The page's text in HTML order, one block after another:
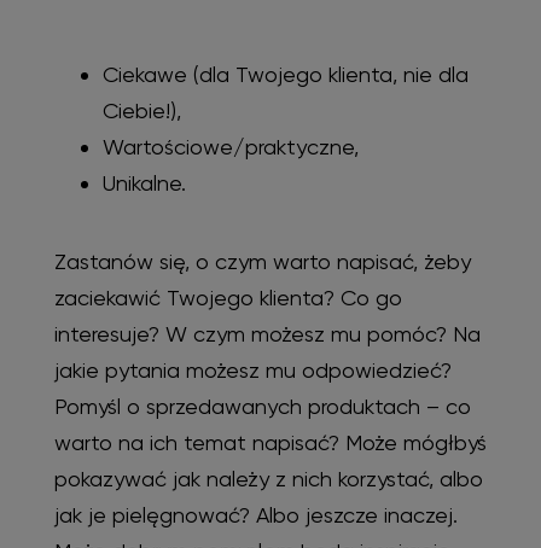
Ciekawe (dla Twojego klienta, nie dla
Ciebie!),
Wartościowe/praktyczne,
Unikalne.
Zastanów się, o czym warto napisać, żeby
zaciekawić Twojego klienta? Co go
interesuje? W czym możesz mu pomóc? Na
jakie pytania możesz mu odpowiedzieć?
Pomyśl o sprzedawanych produktach – co
warto na ich temat napisać? Może mógłbyś
pokazywać jak należy z nich korzystać, albo
jak je pielęgnować? Albo jeszcze inaczej.